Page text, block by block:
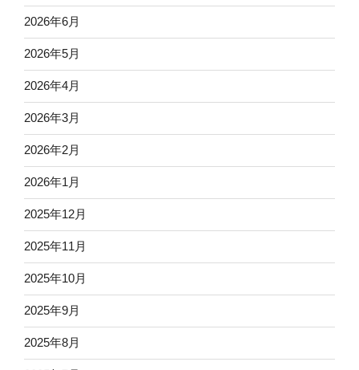
2026年6月
2026年5月
2026年4月
2026年3月
2026年2月
2026年1月
2025年12月
2025年11月
2025年10月
2025年9月
2025年8月